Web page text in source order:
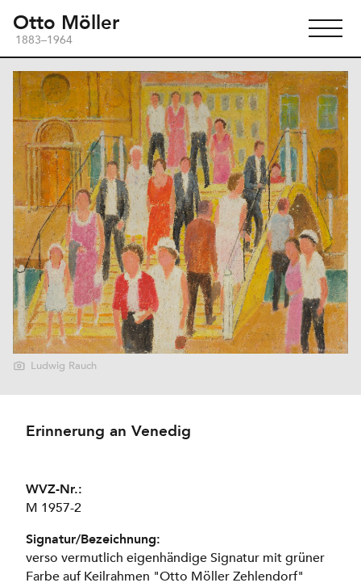
Otto Möller
1883–1964
Ludwig Rauch
Erinnerung an Venedig
WVZ-Nr.:
M 1957-2
Signatur/Bezeichnung:
verso vermutlich eigenhändige Signatur mit grüner
Farbe auf Keilrahmen "Otto Möller Zehlendorf"